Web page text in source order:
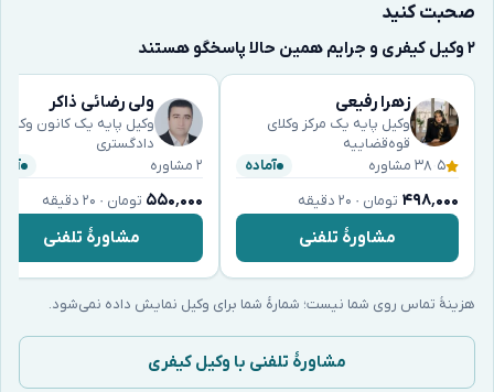
صحبت کنید
۲ وکیل کیفری و جرایم همین حالا پاسخگو هستند
زهرا رفیعی
وکیل پایه یک مرکز وکلای
قوه‌قضاییه
۵ ۳۸ مشاوره آماده
۴۹۸٬۰۰۰ تومان · ۲۰ دقیقه
مشاورهٔ تلفنی
ولی رضائی ذاکر
وکیل پایه یک کانون وکلای
دادگستری
۲ مشاوره
۵۵۰٬۰۰۰ تومان · ۲۰ دقیقه
مشاورهٔ تلفنی
هزینهٔ تماس روی شما نیست؛ شمارهٔ شما برای وکیل نمایش داده نمی‌شود.
مشاورهٔ تلفنی با وکیل کیفری